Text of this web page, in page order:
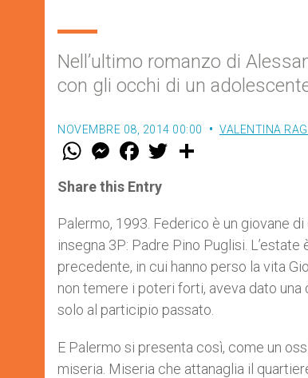
Nell’ultimo romanzo di
con gli occhi di un
NOVEMBRE 08, 2014 00:00 VALENTINA
W
t
s
p
p
M
e
s
e
g
e
r
F
a
e
b
o
k
w
r
Share this Entry
Palermo, 1993. Federico è un giovane
insegna 3P: Padre Pino Puglisi.
precedente, in cui hanno perso la vita
non temere i poteri forti, aveva dato
solo al participio passato.
E Palermo si presenta così, come un
miseria. Miseria che attanaglia il